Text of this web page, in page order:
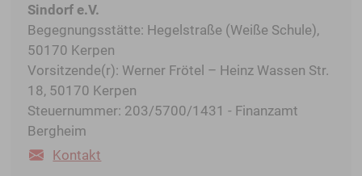
Sindorf e.V.
Begegnungsstätte: Hegelstraße (Weiße Schule),
50170 Kerpen
Vorsitzende(r): Werner Frötel – Heinz Wassen Str.
18, 50170 Kerpen
Steuernummer: 203/5700/1431 - Finanzamt
Bergheim
Kontakt